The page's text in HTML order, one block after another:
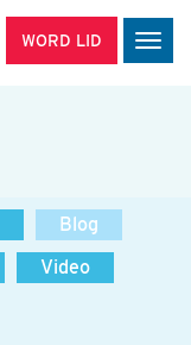
WORD LID
Blog
Video